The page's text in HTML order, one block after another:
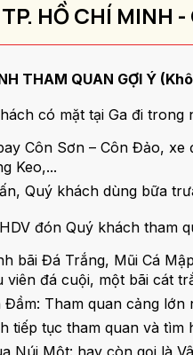
TP. HỒ CHÍ MINH
THAM QUAN GỢI Ý
có mặt tại Ga đi
Côn Sơn – Côn Đảo, xe
Keo,...
Quý khách dùng bữa
đón Quý khách tham
bãi Đá Trắng, Mũi Cá
viên đá cuội, một bãi cát
Đầm: Tham quan cảng
tiếp tục tham quan và
Núi Một: hay còn gọi là